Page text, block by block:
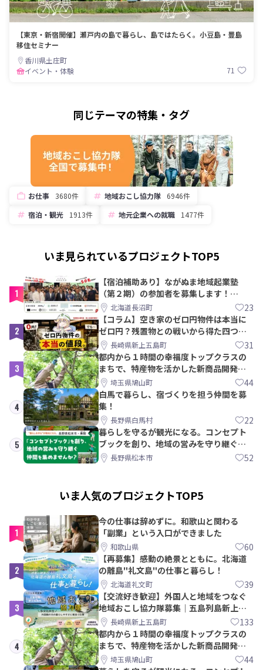
【東京・新宿開催】瀬戸内の島で暮らし、島ではたらく。小豆島・豊島
移住セミナー
香川県土庄町
イベント・体験
71
同じテーマの特集・タグ
お仕事 3680件 地域おこし協力隊
6946件
宿泊・観光
1913件 地元企業への就職 1477件
いま見られているプロジェクトTOP5
1
【宿泊補助あり】ながぬま地域起業塾
（第２期）の参加者を募集します！
【8/21〆】
北海道長沼町 23
2
【コラム】空き家のゼロ円物件は本当に
ゼロ円？残置物との戦いから得た四つの
教訓｜新上五島町
長崎県新上五島町 31
3
都内から１時間の幸福度トップクラスの
まちで、特産物を活かした新商品開発＆
PRメンバー募集！
埼玉県鳩山町 44
4
白馬で暮らし、宿づくりを担う仲間を募
集！
長野県白馬村 22
5
暮らしを守るが観光になる。コンセプト
ブックを創り、地域の営みを守り継ぐ仲
間を集めませんか？
長野県松本市 52
いま人気のプロジェクトTOP5
1
今の仕事は辞めずに。和歌山と関わる
「副業」という入口ができました
和歌山県 60
2
【再募集】感動の絶景とともに。北海道
の離島"礼文島"の仕事と暮らし！
北海道礼文町 39
3
【交流好き歓迎】外国人と地域をつなぐ
地域おこし協力隊募集｜五島列島新上五
島町長崎県新上五島町 133
4
都内から１時間の幸福度トップクラスの
まちで、特産物を活かした新商品開発＆
PRメンバー募集！
埼玉県鳩山町 44